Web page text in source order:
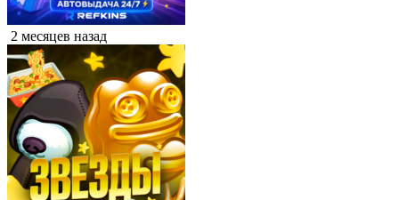
2 месяцев назад